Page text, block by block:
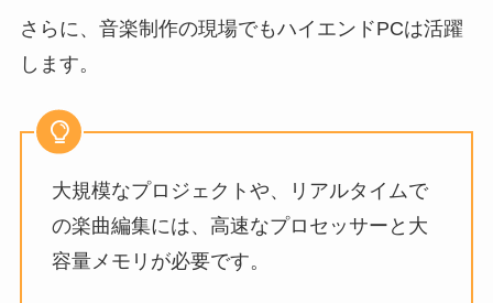
さらに、音楽制作の現場でもハイエンドPCは活躍
します。
大規模なプロジェクトや、リアルタイムで
の楽曲編集には、高速なプロセッサーと大
容量メモリが必要です。